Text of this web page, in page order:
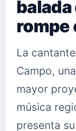
balada
rompe
La
Campo,
mayor
música
presenta